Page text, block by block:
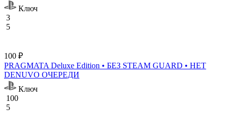
Ключ
3
5
100 ₽
PRAGMATA Deluxe Edition • БЕЗ STEAM GUARD • НЕТ
DENUVO ОЧЕРЕДИ
Ключ
100
5